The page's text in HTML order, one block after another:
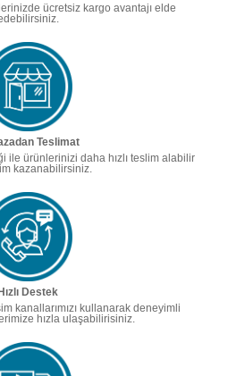
ücretsiz kargo avantajı elde
Teslimat
ile ürünlerinizi daha hızlı teslim alabilir
kazanabilirsiniz.
Destek
kanallarımızı kullanarak deneyimli
hızla ulaşabilirisiniz.